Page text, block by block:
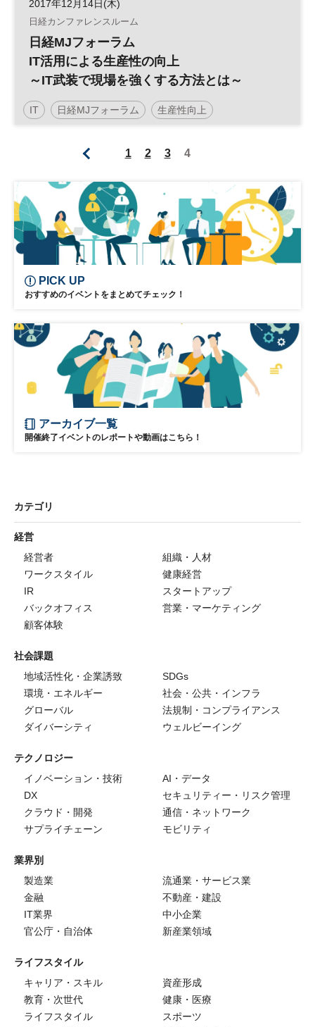
2017年12月14日(木)
日経カンファレンスルーム
日経MJフォーラム
IT活用による生産性の向上
～IT武装で現場を強くする方法とは～
IT 日経MJフォーラム 生産性向上
1 2 3 4
PICK UP
おすすめのイベントをまとめてチェック！
アーカイブ一覧
開催終了イベントのレポートや動画はこちら！
カテゴリ
経営
経営者
組織・人材
ワークスタイル
健康経営
IR
スタートアップ
バックオフィス
営業・マーケティング
顧客体験
社会課題
地域活性化・企業誘致
SDGs
環境・エネルギー
社会・公共・インフラ
グローバル
法規制・コンプライアンス
ダイバーシティ
ウェルビーイング
テクノロジー
イノベーション・技術
AI・データ
DX
セキュリティー・リスク管理
クラウド・開発
通信・ネットワーク
サプライチェーン
モビリティ
業界別
製造業
流通業・サービス業
金融
不動産・建設
IT業界
中小企業
官公庁・自治体
新産業領域
ライフスタイル
キャリア・スキル
資産形成
教育・次世代
健康・医療
ライフスタイル
スポーツ